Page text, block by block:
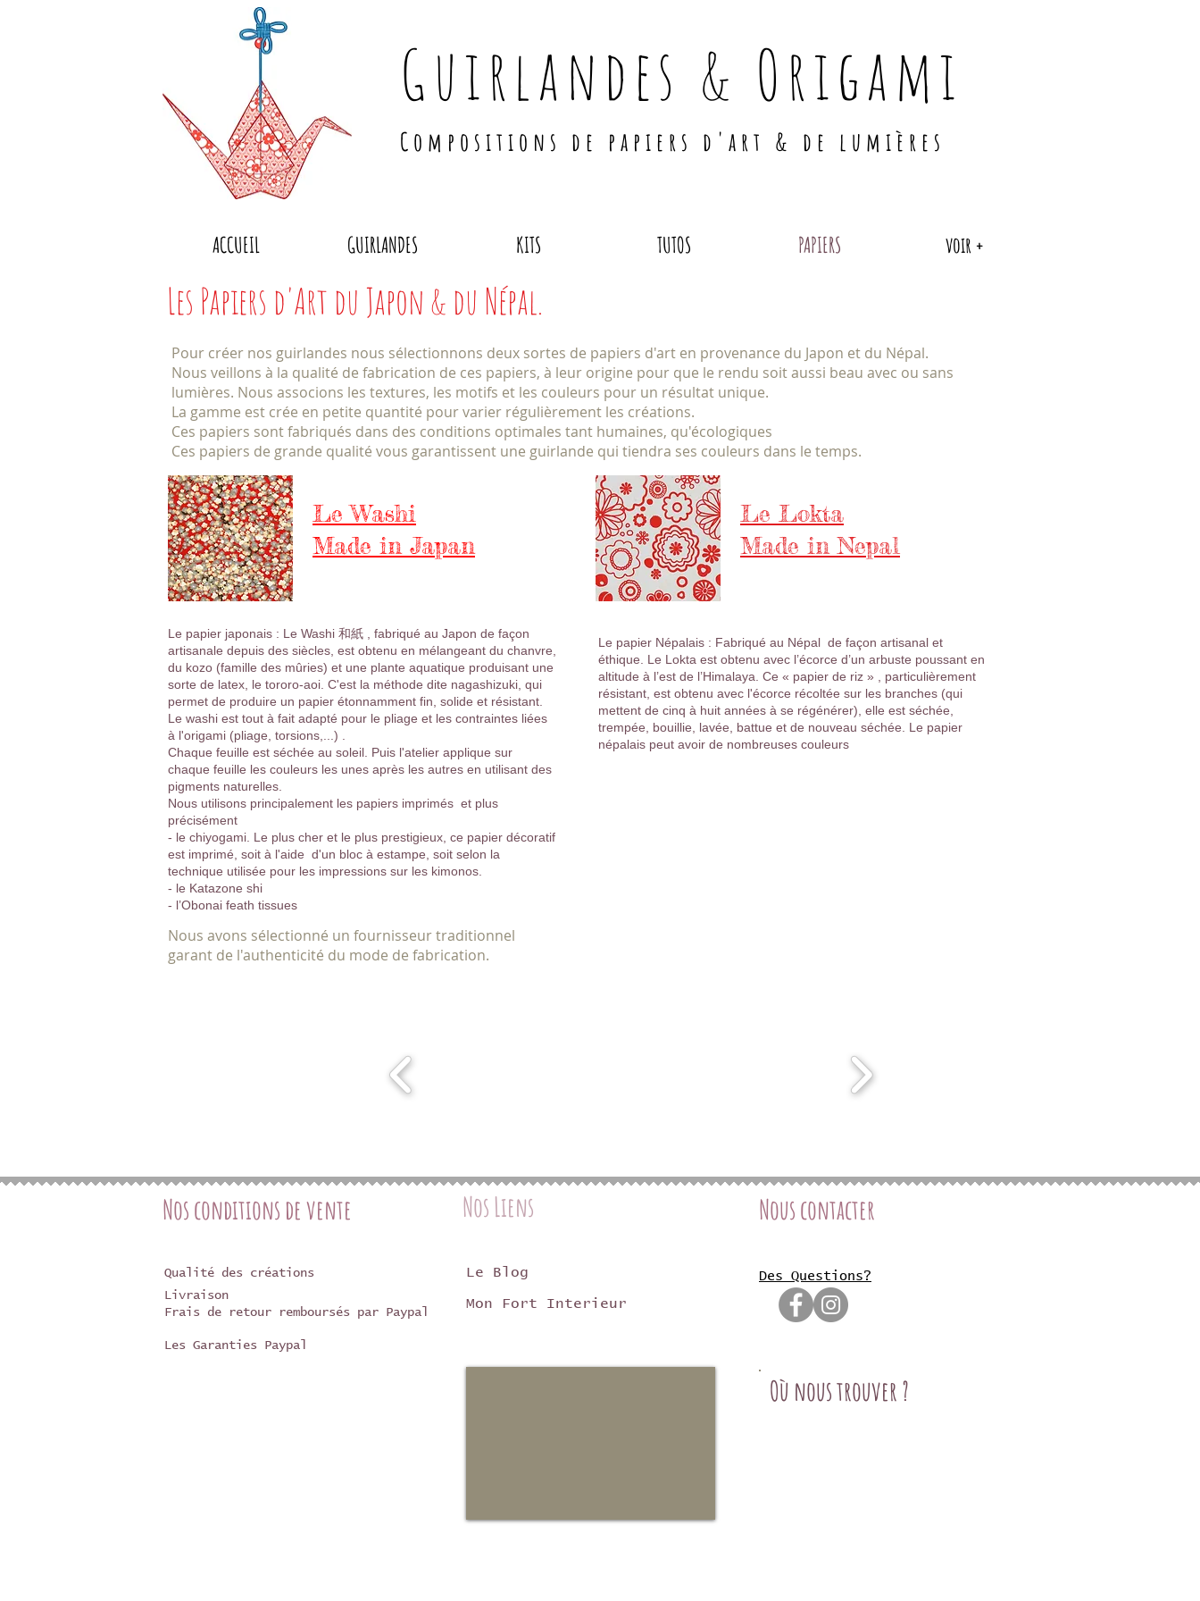
Guirlandes & Origami
Compositions de papiers d'art & de lumières
ACCUEIL GUIRLANDES KITS TUTOS PAPIERS voir +
Les Papiers d'Art du Japon & du Népal.
Pour créer nos guirlandes nous sélectionnons deux sortes de papiers d'art en provenance du Japon et du Népal.
Nous veillons à la qualité de fabrication de ces papiers, à leur origine pour que le rendu soit aussi beau avec ou sans
lumières. Nous associons les textures, les motifs et les couleurs pour un résultat unique.
La gamme est crée en petite quantité pour varier régulièrement les créations.
Ces papiers sont fabriqués dans des conditions optimales tant humaines, qu'écologiques
Ces papiers de grande qualité vous garantissent une guirlande qui tiendra ses couleurs dans le temps.
Le Washi
Made in Japan
Le papier japonais : Le Washi 和紙 , fabriqué au Japon de façon
artisanale depuis des siècles, est obtenu en mélangeant du chanvre,
du kozo (famille des mûries) et une plante aquatique produisant une
sorte de latex, le tororo-aoi. C'est la méthode dite nagashizuki, qui
permet de produire un papier étonnamment fin, solide et résistant.
Le washi est tout à fait adapté pour le pliage et les contraintes liées
à l'origami (pliage, torsions,...) .
Chaque feuille est séchée au soleil. Puis l'atelier applique sur
chaque feuille les couleurs les unes après les autres en utilisant des
pigments naturelles.
Nous utilisons principalement les papiers imprimés et plus
précisément
- le chiyogami. Le plus cher et le plus prestigieux, ce papier décoratif
est imprimé, soit à l'aide d'un bloc à estampe, soit selon la
technique utilisée pour les impressions sur les kimonos.
- le Katazone shi
- l’Obonai feath tissues
Nous avons sélectionné un fournisseur traditionnel
garant de l'authenticité du mode de fabrication.
Le Lokta
Made in Nepal
Le papier Népalais : Fabriqué au Népal de façon artisanal et
éthique. Le Lokta est obtenu avec l’écorce d’un arbuste poussant en
altitude à l’est de l’Himalaya. Ce « papier de riz » , particulièrement
résistant, est obtenu avec l'écorce récoltée sur les branches (qui
mettent de cinq à huit années à se régénérer), elle est séchée,
trempée, bouillie, lavée, battue et de nouveau séchée. Le papier
népalais peut avoir de nombreuses couleurs
Nos conditions de vente Nos Liens Nous contacter
Qualité des créations
Livraison
Frais de retour remboursés par Paypal
Mon Fort Interieur
Le Blog Des Questions?
Les Garanties Paypal
Où nous trouver ?